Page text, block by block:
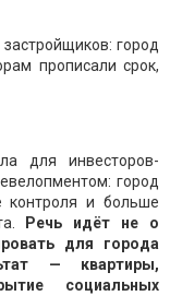
для инвесторов-
город
контроля и больше
Речь идёт не о
для города
— квартиры,
социальных